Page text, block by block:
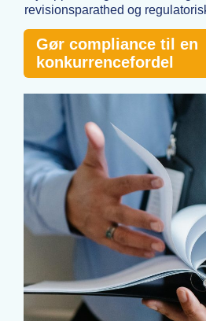
revisionsparathed og
Gør compliance til en
konkurrencefordel